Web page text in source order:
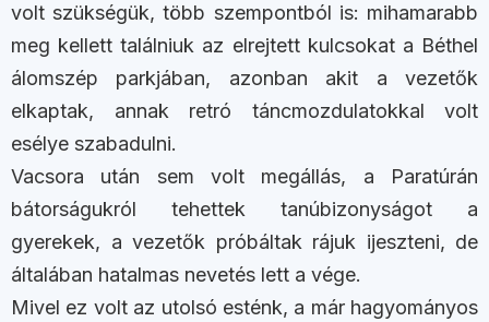
volt szükségük, több szempontból is: mihamarabb
meg kellett találniuk az elrejtett kulcsokat a Béthel
álomszép parkjában, azonban akit a vezetők
elkaptak, annak retró táncmozdulatokkal volt
esélye szabadulni.
Vacsora után sem volt megállás, a Paratúrán
bátorságukról tehettek tanúbizonyságot a
gyerekek, a vezetők próbáltak rájuk ijeszteni, de
általában hatalmas nevetés lett a vége.
Mivel ez volt az utolsó esténk, a már hagyományos